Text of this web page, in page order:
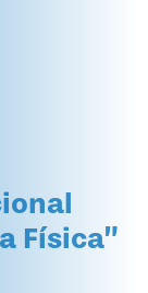
Física”